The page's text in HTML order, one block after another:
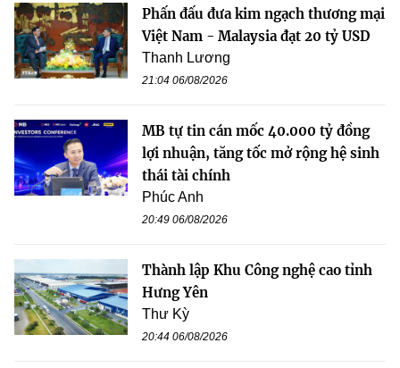
Phấn đấu đưa kim ngạch thương mại
Việt Nam - Malaysia đạt 20 tỷ USD
Thanh Lương
21:04 06/08/2026
MB tự tin cán mốc 40.000 tỷ đồng
lợi nhuận, tăng tốc mở rộng hệ sinh
thái tài chính
Phúc Anh
20:49 06/08/2026
Thành lập Khu Công nghệ cao tỉnh
Hưng Yên
Thư Kỳ
20:44 06/08/2026